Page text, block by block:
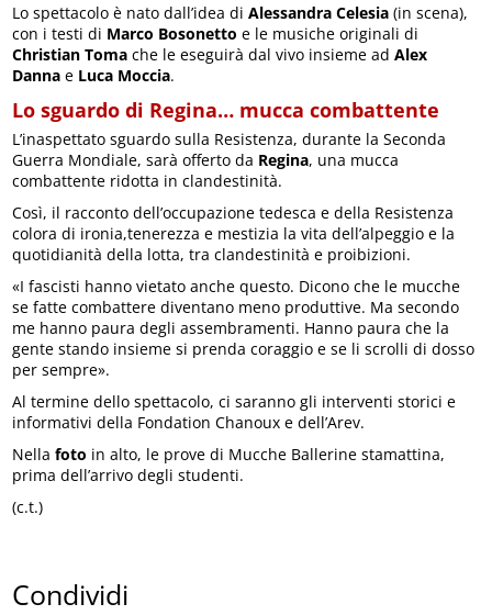
Lo spettacolo è nato dall’idea diAlessandra Celesia (in scena),
con i testi di Marco Bosonetto e le musiche originali di
Christian Toma che le eseguirà dal vivo insieme ad Alex
Danna e Luca Moccia.
Lo sguardo di Regina… mucca combattente
L’inaspettato sguardo sulla Resistenza, durante la Seconda
Guerra Mondiale, sarà offerto da Regina, una mucca
combattente ridotta in clandestinità.
Così, il racconto dell’occupazione tedesca e della Resistenza
colora di ironia,tenerezza e mestizia la vita dell’alpeggio e la
quotidianità della lotta, tra clandestinità e proibizioni.
«I fascisti hanno vietato anche questo. Dicono che le mucche
se fatte combattere diventano meno produttive. Ma secondo
me hanno paura degli assembramenti. Hanno paura che la
gente stando insieme si prenda coraggio e se li scrolli di dosso
per sempre».
Al termine dello spettacolo, ci saranno gli interventi storici e
informativi della Fondation Chanoux e dell’Arev.
Nella foto in alto, le prove di Mucche Ballerine stamattina,
prima dell’arrivo degli studenti.
(c.t.)
Condividi